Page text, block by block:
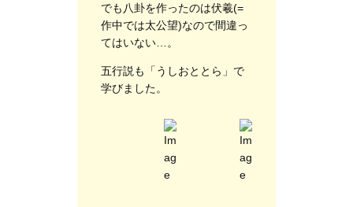
でも八卦を作ったのは伏羲(=
作中では太公望)なので間違っ
てはいない…。
五行説も「うしおととら」で
学びました。